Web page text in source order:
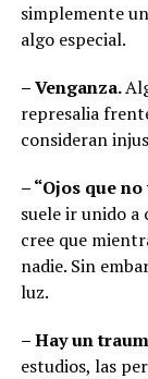
simplemente
algo especial.
– Venganza.
represalia
consideran
– “Ojos que
suele ir unido
cree que
nadie. Sin
luz.
– Hay un
estudios, las